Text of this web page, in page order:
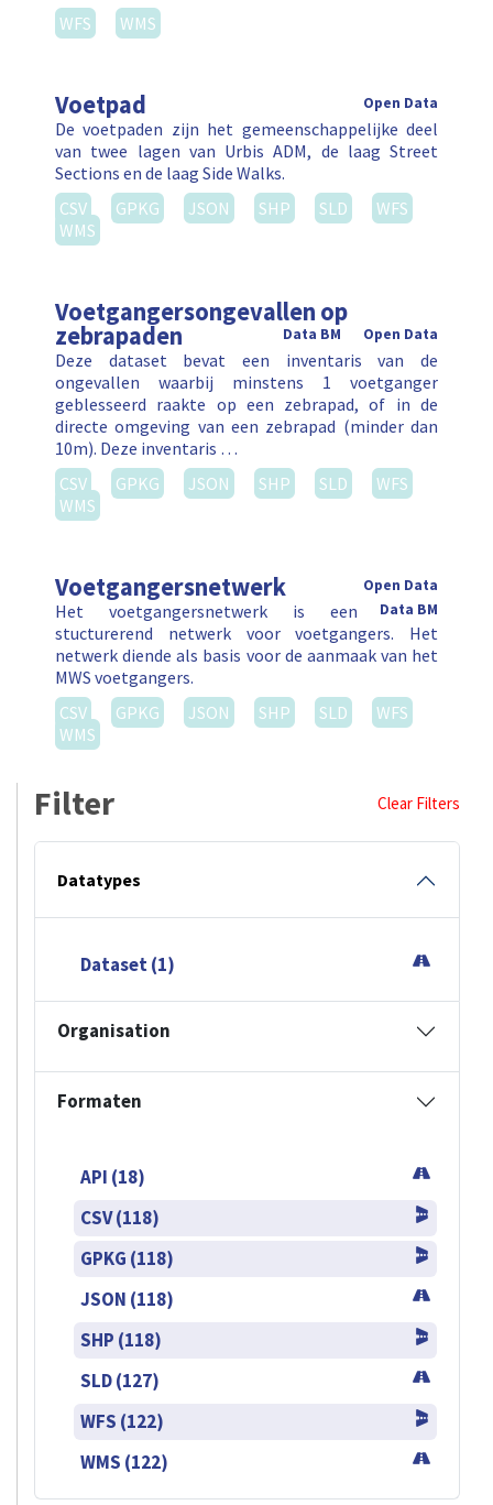
WFS
WMS
Voetpad Open Data
De voetpaden zijn het gemeenschappelijke deel
van twee lagen van Urbis ADM, de laag Street
Sections en de laag Side Walks.
CSV
GPKG JSON SHP SLD
WFS
WMS
Voetgangersongevallen op
zebrapaden Open Data
Data BM
Deze dataset bevat een inventaris van de
ongevallen waarbij minstens 1 voetganger
geblesseerd raakte op een zebrapad, of in de
directe omgeving van een zebrapad (minder dan
10m). Deze inventaris …
CSV
GPKG JSON SHP SLD
WFS
WMS
Voetgangersnetwerk
Open Data
Data BM
Het voetgangersnetwerk is een
stucturerend netwerk voor voetgangers. Het
netwerk diende als basis voor de aanmaak van het
MWS voetgangers.
CSV
GPKG JSON SHP SLD
WFS
WMS
Filter Clear Filters
Datatypes
Dataset (1)
Organisation
Formaten
API (18)
CSV (118)
GPKG (118)
JSON (118)
SHP (118)
SLD (127)
WFS (122)
WMS (122)